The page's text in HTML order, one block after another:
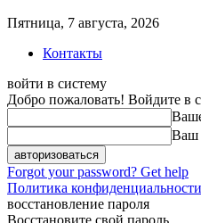
Пятница, 7 августа, 2026
Контакты
войти в систему
Добро пожаловать! Войдите в
Ваш
Forgot your password? Get help
Политика конфиденциальности
восстановление пароля
Восстановите свой пароль